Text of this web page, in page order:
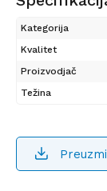
Kategorija
Kvalitet
Proizvodjač
Težina